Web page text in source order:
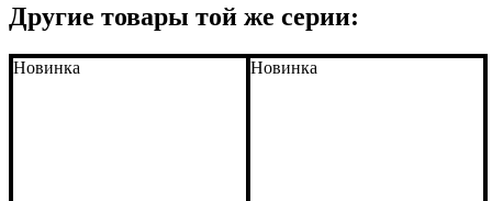
Другие товары той же серии:
Новинка Новинка